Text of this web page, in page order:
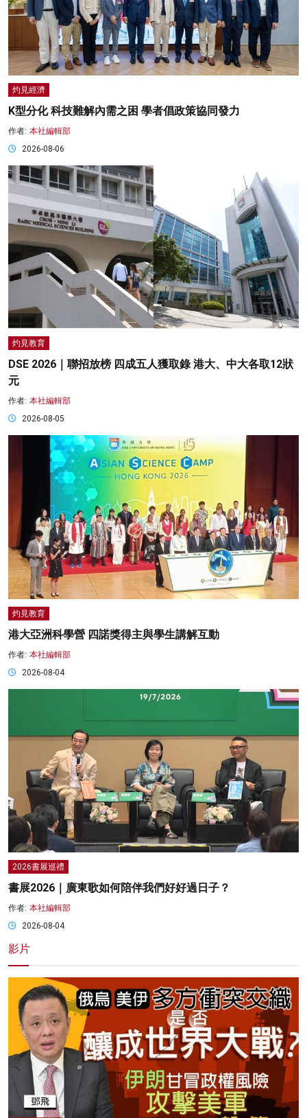
灼見經濟
K型分化 科技難解內需之困 學者倡政策協同發力
作者: 本社編輯部
2026-08-06
灼見教育
DSE 2026｜聯招放榜 四成五人獲取錄 港大、中大各取12狀
元
作者: 本社編輯部
2026-08-05
灼見教育
港大亞洲科學營 四諾獎得主與學生講解互動
作者: 本社編輯部
2026-08-04
2026書展巡禮
書展2026｜廣東歌如何陪伴我們好好過日子？
作者: 本社編輯部
2026-08-04
影片